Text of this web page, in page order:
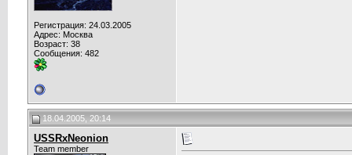
Регистрация: 24.03.2005
Адрес: Москва
Возраст: 38
Сообщения: 482
18.04.2005, 20:14
USSRxNeonion
Team member